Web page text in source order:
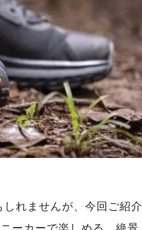
れませんが、今回ご紹介